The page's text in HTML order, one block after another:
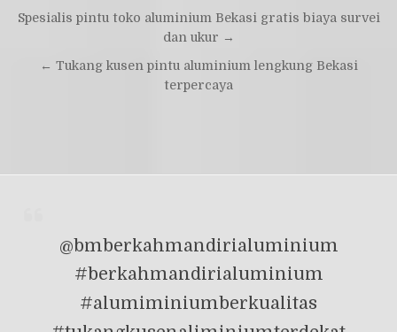
Navigasi
Spesialis pintu toko aluminium Bekasi gratis biaya survei
dan ukur →
← Tukang kusen pintu aluminium lengkung Bekasi
terpercaya
@bmberkahmandirialuminium
#berkahmandirialuminium
#alumiminiumberkualitas